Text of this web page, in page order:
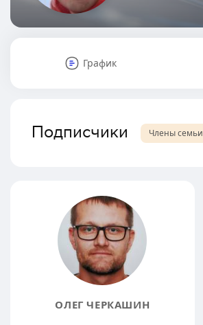
График
Подписчики Члены семьи
ОЛЕГ ЧЕРКАШИН